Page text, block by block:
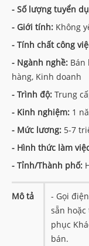
- Số lượng tuyển
- Giới tính: Không
- Tính chất công
- Ngành nghề: Bán
hàng, Kinh doanh
- Trình độ: Trung
- Kinh nghiệm: 1
- Mức lương: 5-7
- Hình thức làm
- Tỉnh/Thành phố:
Mô tả
- Gọi
sẵn
phục
bán.